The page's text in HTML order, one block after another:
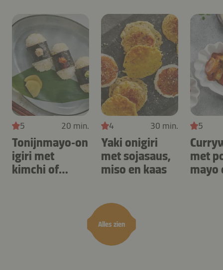
Alles zien
5 20 min.
Tonijnmayo‑on
igiri met
kimchi of
4 30 min.
Yaki onigiri
met sojasaus,
miso en kaas
5
met
mayo